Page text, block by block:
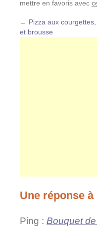
mettre en favoris avec
← Pizza aux
et brousse
Une réponse à
Ping : Bouquet